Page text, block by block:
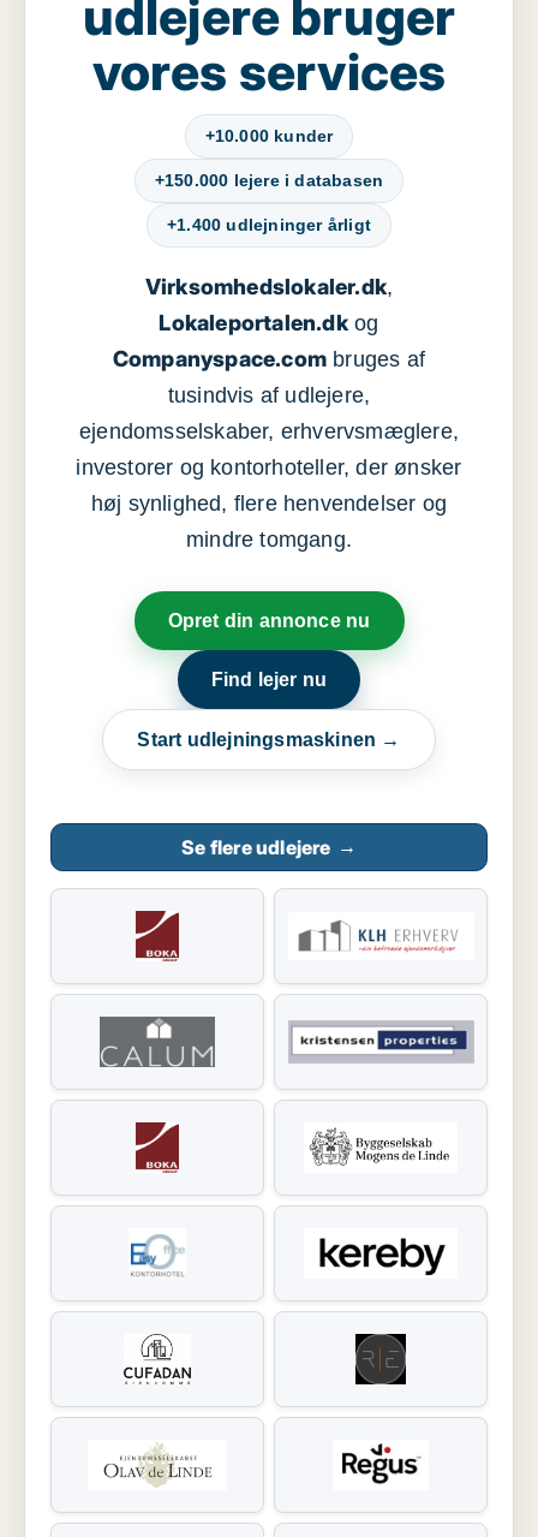
udlejere bruger
vores services
+10.000 kunder
+150.000 lejere i databasen
+1.400 udlejninger årligt
Virksomhedslokaler.dk,
Lokaleportalen.dkog
Companyspace.com bruges af
tusindvis af udlejere,
ejendomsselskaber, erhvervsmæglere,
investorer og kontorhoteller, der ønsker
høj synlighed, flere henvendelser og
mindre tomgang.
Opret din annonce nu
Find lejer nu
Start udlejningsmaskinen →
Se flere udlejere →